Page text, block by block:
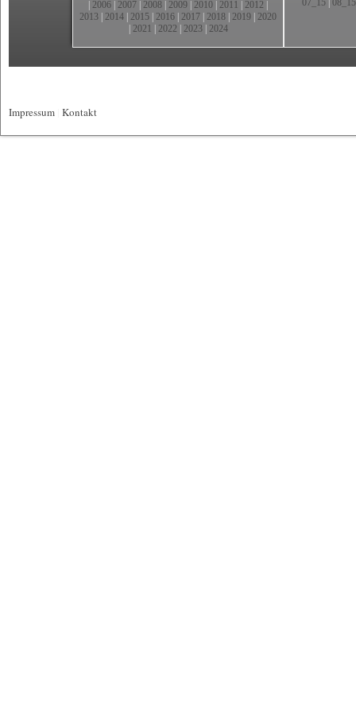
2006 2007 2008 2009 2010 2011 2012
2013 2014 2015 2016 2017 2018 2019 2020
2021 2022 2023| 2024
07_15 08_15
Impressum Kontakt